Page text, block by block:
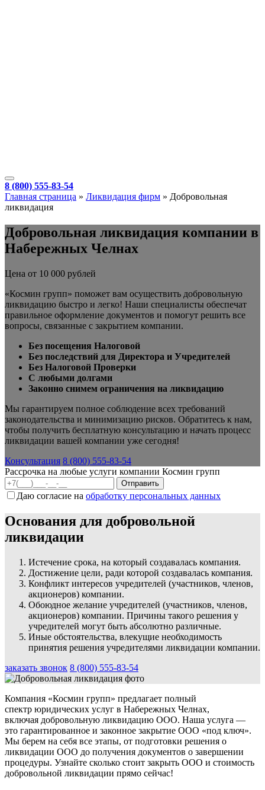
8 (800) 555-83-54
Главная страница » Ликвидация фирм » Добровольная
ликвидация
Добровольная ликвидация компании в
Набережных Челнах
Цена от 10 000 рублей
«Космин групп» поможет вам осуществить добровольную
ликвидацию быстро и легко! Наши специалисты обеспечат
правильное оформление документов и помогут решить все
вопросы, связанные с закрытием компании.
Без посещения Налоговой
Без последствий для Директора и Учредителей
Без Налоговой Проверки
С любыми долгами
Законно снимем ограничения на ликвидацию
Мы гарантируем полное соблюдение всех требований
законодательства и минимизацию рисков. Обратитесь к нам,
чтобы получить бесплатную консультацию и начать процесс
ликвидации вашей компании уже сегодня!
Консультация 8 (800) 555-83-54
Рассрочка на любые услуги компании Космин групп
Даю согласие на обработку персональных данных
Основания для добровольной
ликвидации
Истечение срока, на который создавалась компания.
Достижение цели, ради которой создавалась компания.
Конфликт интересов учредителей (участников, членов,
акционеров) компании.
Обоюдное желание учредителей (участников, членов,
акционеров) компании. Причины такого решения у
учредителей могут быть абсолютно различные.
Иные обстоятельства, влекущие необходимость
принятия решения учредителями ликвидации компании.
заказать звонок 8 (800) 555-83-54
Компания «Космин групп» предлагает полный
спектр юридических услуг в Набережных Челнах,
включая добровольную ликвидацию ООО. Наша услуга —
это гарантированное и законное закрытие ООО «под ключ».
Мы берем на себя все этапы, от подготовки решения о
ликвидации ООО до получения документов о завершении
процедуры. Узнайте сколько стоит закрыть ООО и стоимость
добровольной ликвидации прямо сейчас!